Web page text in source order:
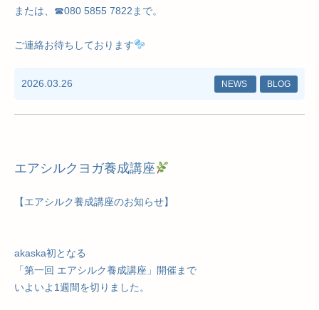
または、☎︎080 5855 7822まで。
ご連絡お待ちしております
2026.03.26 NEWS BLOG
エアシルクヨガ養成講座
【エアシルク養成講座のお知らせ】
akaska初となる
「第一回 エアシルク養成講座」開催まで
いよいよ1週間を切りました。